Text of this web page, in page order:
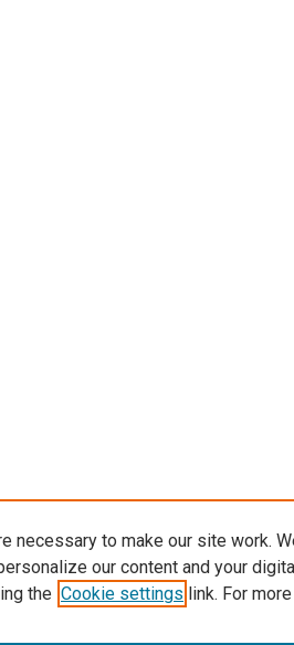
necessary to make our site work.
our content and your
the Cookie settings link. For